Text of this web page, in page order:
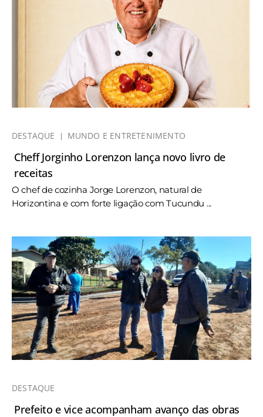
DESTAQUE MUNDO E ENTRETENIMENTO
Cheff Jorginho Lorenzon lança novo livro de
receitas
O chef de cozinha Jorge Lorenzon, natural de
Horizontina e com forte ligação com Tucundu ...
DESTAQUE
Prefeito e vice acompanham avanço das obras